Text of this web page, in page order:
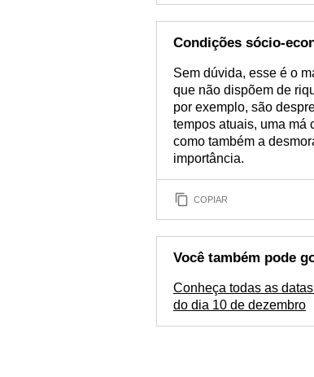
Condições sócio-
Sem dúvida, esse é o
que não dispõem de
por exemplo, são
tempos atuais, uma má
como também a
importância.
COPIAR
Você também pode
Conheça todas as
do dia 10 de dezembro